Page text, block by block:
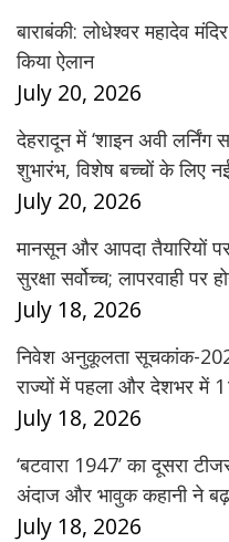
बाराबंकी: लोधेश्वर महादेव
किया ऐलान
July 20, 2026
देहरादून में ‘शाइन अवी लर्निंग
शुभारंभ, विशेष बच्चों के लिए नई
July 20, 2026
मानसून और आपदा तैयारियों
सुरक्षा सर्वोच्च; लापरवाही पर
July 18, 2026
निवेश अनुकूलता सूचकांक-
राज्यों में पहला और देशभर में
July 18, 2026
‘बटवारा 1947’ का दूसरा
अंदाज और भावुक कहानी ने
July 18, 2026